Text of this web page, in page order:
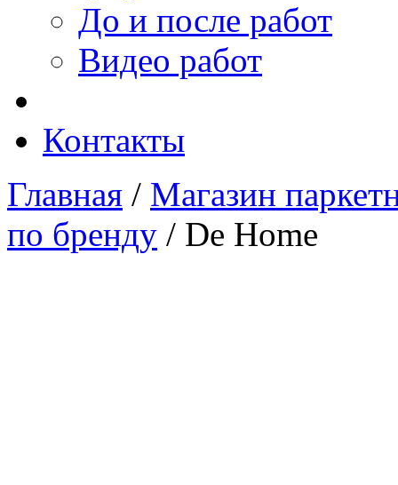
До и после работ
Видео работ
Контакты
Главная / Магазин
по бренду / De Home